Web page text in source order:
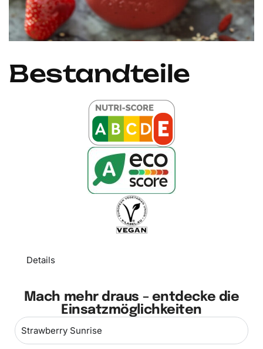
Bestandteile
Details
Mach mehr draus – entdecke die
Einsatzmöglichkeiten
Strawberry Sunrise